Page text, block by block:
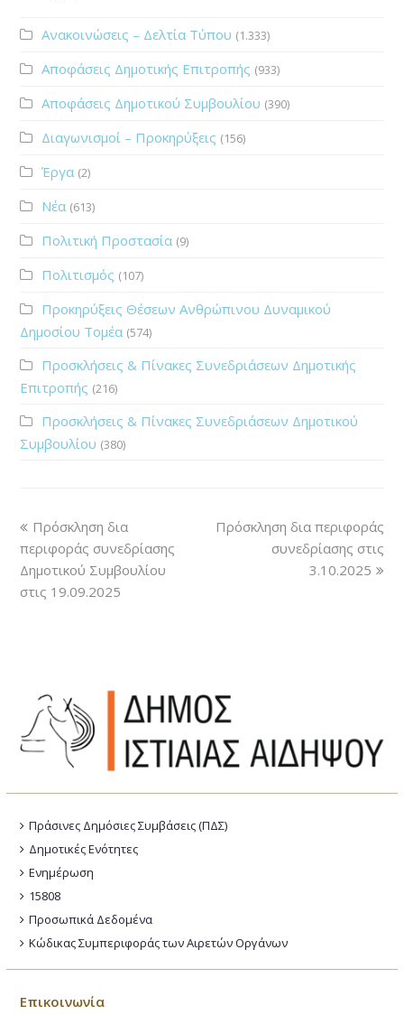
Ανακοινώσεις – Δελτία Τύπου (1.333)
Αποφάσεις Δημοτικής Επιτροπής (933)
Αποφάσεις Δημοτικού Συμβουλίου (390)
Διαγωνισμοί – Προκηρύξεις (156)
Έργα (2)
Νέα (613)
Πολιτική Προστασία (9)
Πολιτισμός (107)
Προκηρύξεις Θέσεων Ανθρώπινου Δυναμικού
Δημοσίου Τομέα (574)
Προσκλήσεις & Πίνακες Συνεδριάσεων Δημοτικής
Επιτροπής (216)
Προσκλήσεις & Πίνακες Συνεδριάσεων Δημοτικού
Συμβουλίου (380)
Πρόσκληση δια
περιφοράς συνεδρίασης
Δημοτικού Συμβουλίου
στις 19.09.2025
Πρόσκληση δια περιφοράς
συνεδρίασης στις
3.10.2025
Πράσινες Δημόσιες Συμβάσεις (ΠΔΣ)
Δημοτικές Ενότητες
Ενημέρωση
15808
Προσωπικά Δεδομένα
Κώδικας Συμπεριφοράς των Αιρετών Οργάνων
Επικοινωνία